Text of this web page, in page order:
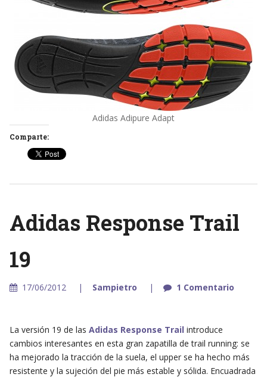
Adidas Adipure Adapt
Comparte:
Adidas Response Trail
19
17/06/2012 Sampietro 1 Comentario
La versión 19 de las Adidas Response Trail introduce
cambios interesantes en esta gran zapatilla de trail running: se
ha mejorado la tracción de la suela, el upper se ha hecho más
resistente y la sujeción del pie más estable y sólida. Encuadrada